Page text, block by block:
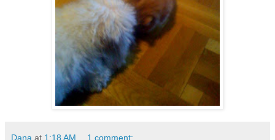
Dana at 1:18 AM 1 comment: